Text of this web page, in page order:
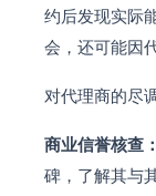
约后发现实际
会，还可能因
对代理商的尽
商业信誉核查：
碑，了解其与